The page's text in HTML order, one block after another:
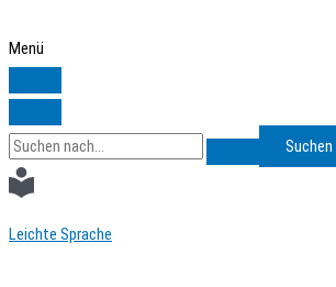
Inhalt
springen
Menü
Search
for:
Leichte Sprache